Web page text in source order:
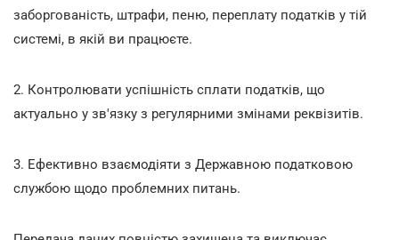
заборгованість, штрафи, пеню, переплату податків у тій
системі, в якій ви працюєте.
2. Контролювати успішність сплати податків, що
актуально у зв'язку з регулярними змінами реквізитів.
3. Ефективно взаємодіяти з Державною податковою
службою щодо проблемних питань.